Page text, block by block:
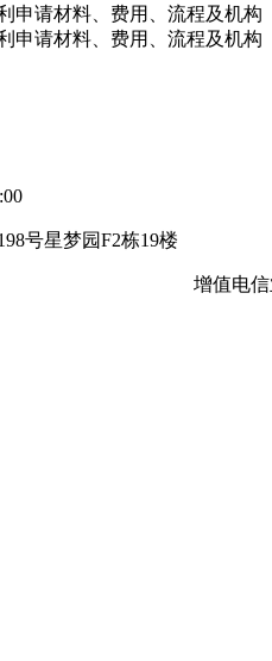
申请材料、费用、流程及机构
申请材料、费用、流程及机构
号星梦园F2栋19楼
增值电